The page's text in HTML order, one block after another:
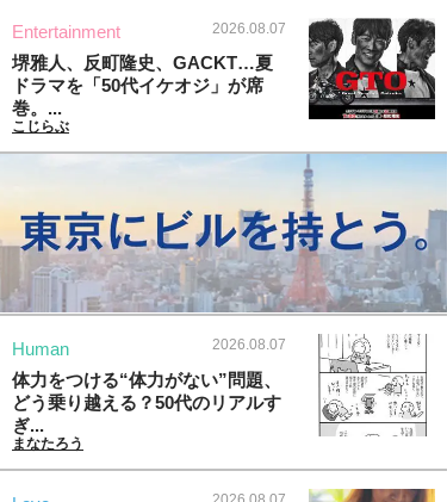
Entertainment 2026.08.07
堺雅人、反町隆史、GACKT…夏
ドラマを「50代イケオジ」が席
巻。...
こじらぶ
Human 2026.08.07
体力をつける“体力がない”問題、
どう乗り越える？50代のリアルす
ぎ...
まなたろう